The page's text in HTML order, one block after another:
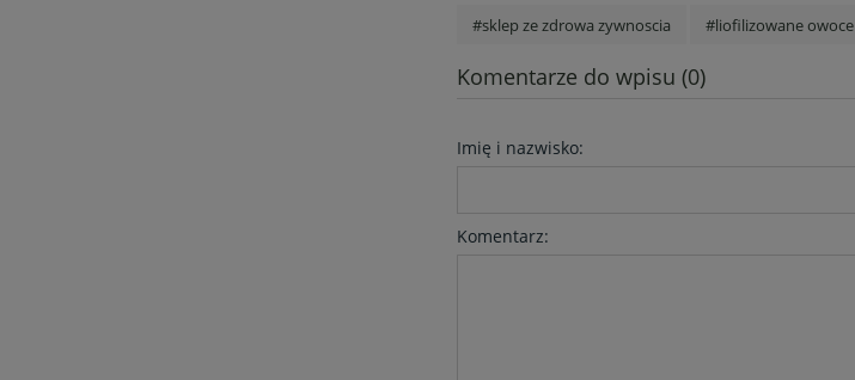
#sklep ze zdrowa zywnoscia #liofilizowane owoce
Komentarze do wpisu (0)
Imię i nazwisko:
Komentarz: